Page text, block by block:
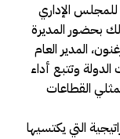
الأربعاء 26 مارس 2025، أشغال الدورة الـ22 للمجلس الإداري
بحضور المديرة
المدير العام
الدولة وتتبع أداء
القطاعات
التي يكتسيها